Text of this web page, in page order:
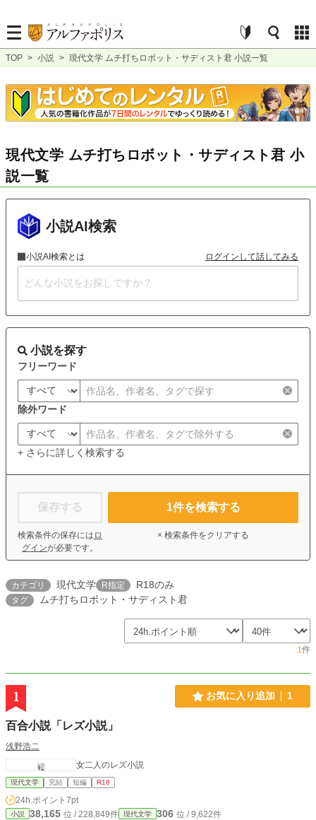
TOP > 小説 > 現代文学 ムチ打ちロボット・サディスト君 小説一覧
現代文学 ムチ打ちロボット・サディスト君 小
説一覧
小説AI検索
小説AI検索とは ログインして話してみる
小説を探す
フリーワード
除外ワード
+ さらに詳しく検索する
保存する
検索条件の保存には ロ
グインが必要です。
1件を検索する
× 検索条件をクリアする
カテゴリ 現代文学 R指定 R18のみ
タグ ムチ打ちロボット・サディスト君
1件
1 お気に入り追加 1
百合小説「レズ小説」
浅野浩二
女二人のレズ小説
現代文学 完結 短編 R18
24h.ポイント 7pt
小説 38,165 位 / 228,849件 現代文学 306 位 / 9,622件